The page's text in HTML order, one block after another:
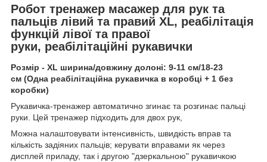
Робот тренажер масажер для рук та
пальців лівий та правий XL​, реабілітація
функцій лівої та правої
руки, реабілітаційні рукавички
Розмір - XL ширина/довжину долоні: 9-11 см/18-23
см (Одна реабілітаційна рукавичка в коробці + 1 без
коробки)
Рукавичка-тренажер автоматично згинає та розгинає пальці
руки. Цей тренажер підходить для двох рук,
Можна налаштовувати інтенсивність, швидкість вправ та
кількість задіяних пальців; керувати вправами як через
дисплей приладу, так і другою "дзеркальною" рукавичкою